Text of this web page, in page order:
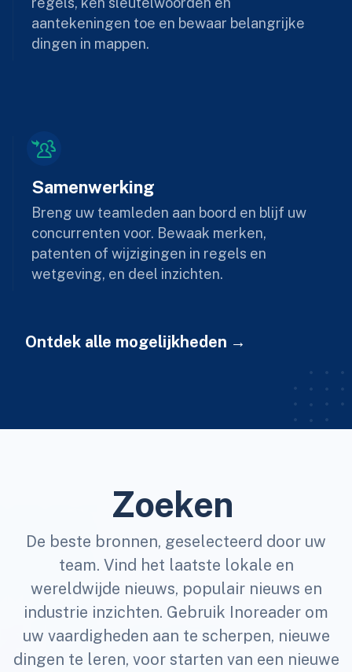
aantekeningen toe en bewaar belangrijke
dingen in mappen.
Samenwerking
Breng uw teamleden aan boord en blijf uw
concurrenten voor. Bewaak merken,
patenten of wijzigingen in regels en
wetgeving, en deel inzichten.
Ontdek alle mogelijkheden
Zoeken
De beste bronnen, geselecteerd door uw
team. Vind het laatste lokale en
wereldwijde nieuws, populair nieuws en
industrie inzichten. Gebruik Inoreader om
uw vaardigheden aan te scherpen, nieuwe
dingen te leren, voor starten van een nieuwe